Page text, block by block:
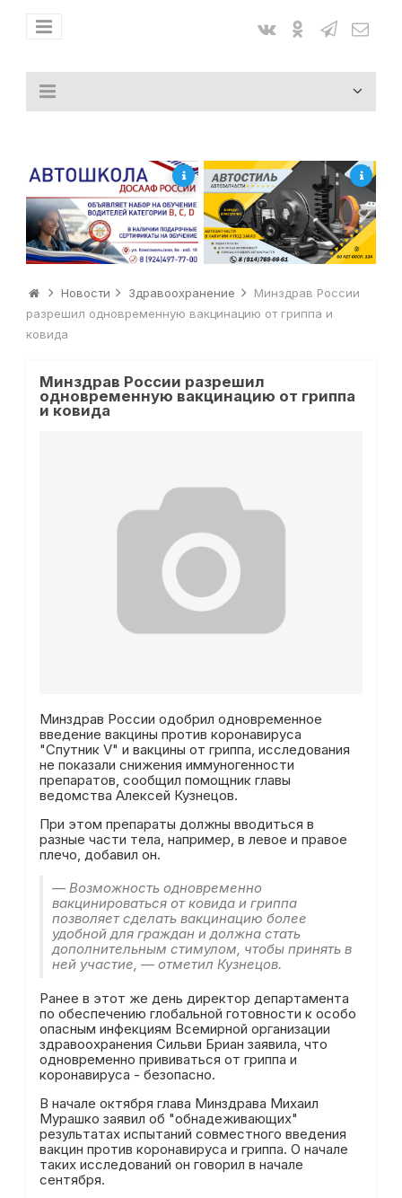
Новости Здравоохранение
Минздрав России
разрешил одновременную вакцинацию от гриппа и
ковида
Минздрав России разрешил
одновременную вакцинацию от гриппа
и ковида
Минздрав России одобрил одновременное
введение вакцины против коронавируса
"Спутник V" и вакцины от гриппа, исследования
не показали снижения иммуногенности
препаратов, сообщил помощник главы
ведомства Алексей Кузнецов.
При этом препараты должны вводиться в
разные части тела, например, в левое и правое
плечо, добавил он.
— Возможность одновременно
вакцинироваться от ковида и гриппа
позволяет сделать вакцинацию более
удобной для граждан и должна стать
дополнительным стимулом, чтобы принять в
ней участие, — отметил Кузнецов.
Ранее в этот же день директор департамента
по обеспечению глобальной готовности к особо
опасным инфекциям Всемирной организации
здравоохранения Сильви Бриан заявила, что
одновременно прививаться от гриппа и
коронавируса - безопасно.
В начале октября глава Минздрава Михаил
Мурашко заявил об "обнадеживающих"
результатах испытаний совместного введения
вакцин против коронавируса и гриппа. О начале
таких исследований он говорил в начале
сентября.